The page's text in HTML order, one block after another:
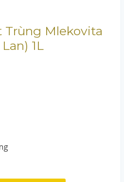
Trùng Mlekovita
1L